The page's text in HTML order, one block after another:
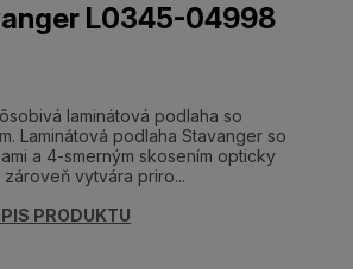
L0345-04998
laminátová podlaha so
Laminátová podlaha Stavanger so
a 4-smerným skosením opticky
vytvára priro...
PRODUKTU